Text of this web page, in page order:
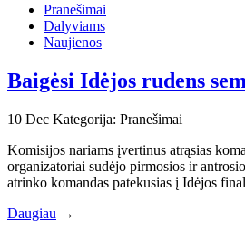
Pranešimai
Dalyviams
Naujienos
Baigėsi Idėjos rudens
10 Dec Kategorija: Pranešimai
Komisijos nariams įvertinus atrąsias
organizatoriai sudėjo pirmosios ir
atrinko komandas patekusias į Idėjos
Daugiau →